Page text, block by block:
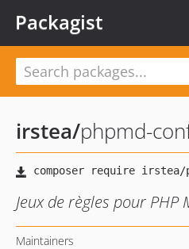
Packagist
irstea/phpmd-
Jeux de règles pour PHP
Maintainers